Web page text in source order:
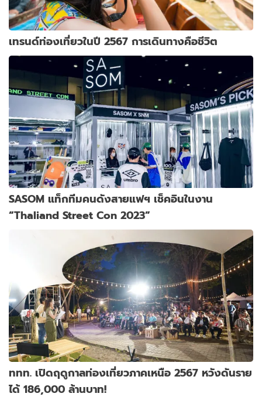
เทรนด์ท่องเที่ยวในปี 2567 การเดินทางคือชีวิต
SASOM แท็กทีมคนดังสายแฟฯ เช็คอินในงาน
“Thaliand Street Con 2023”
ททท. เปิดฤดูกาลท่องเที่ยวภาคเหนือ 2567 หวังดันราย
ได้ 186,000 ล้านบาท!